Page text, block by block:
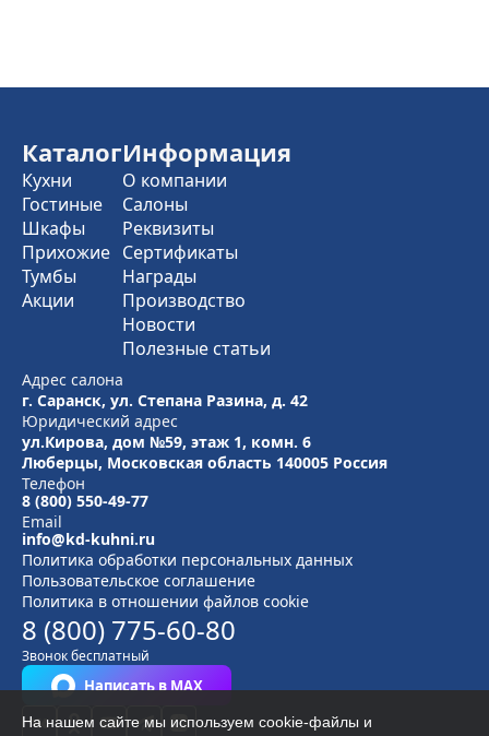
Каталог
Кухни
Гостиные
Шкафы
Прихожие
Тумбы
Акции
Информация
О компании
Салоны
Реквизиты
Сертификаты
Награды
Производство
Новости
Полезные статьи
Адрес салона
г. Саранск, ул. Степана Разина, д. 42
Юридический адрес
ул.Кирова, дом №59, этаж 1, комн. 6
Люберцы, Московская область 140005 Россия
Телефон
8 (800) 550-49-77
Email
info@kd-kuhni.ru
Политика обработки персональных данных
Пользовательское соглашение
Политика в отношении файлов cookie
8 (800) 775-60-80
Звонок бесплатный
Написать в MAX
На нашем сайте мы используем cookie-файлы и